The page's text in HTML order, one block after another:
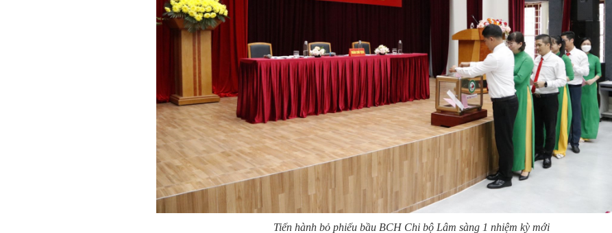
Tiến hành bỏ phiếu bầu BCH Chi bộ Lâm sàng 1 nhiệm kỳ mới